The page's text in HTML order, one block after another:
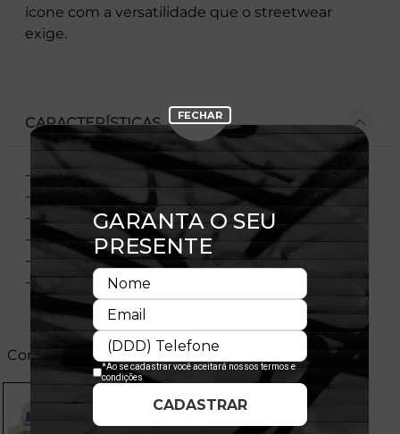
ícone com a versatilidade que o streetwear
exige.
CARACTERÍSTICAS
- Modelo ajustável
- Fechamento tipo Snapback
- Copa desestruturada
- Aba pré-curvada
- Flag New Era® bordada na lateral esquerda
- Licença oficial
Cores: